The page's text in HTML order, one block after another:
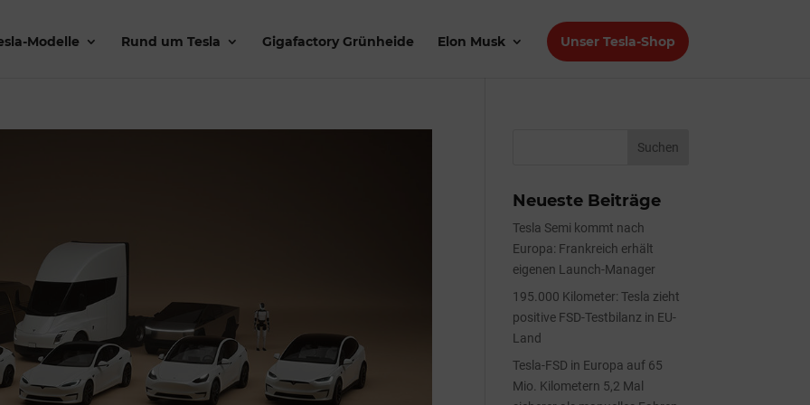
Modelle Rund um Tesla Gigafactory Grünheide Elon Musk Unser Tesla-Shop
Neueste Beiträge
Tesla Semi kommt nach
Europa: Frankreich erhält
eigenen Launch-Manager
195.000 Kilometer: Tesla zieht
positive FSD-Testbilanz in EU-
Land
Tesla-FSD in Europa auf 65
Mio. Kilometern 5,2 Mal